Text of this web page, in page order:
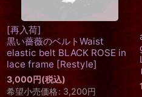
[再入荷]
黒い薔薇のベルトWaist
elastic belt BLACK ROSE in
lace frame [Restyle]
3,000円(税込)
希望小売価格: 3,200円